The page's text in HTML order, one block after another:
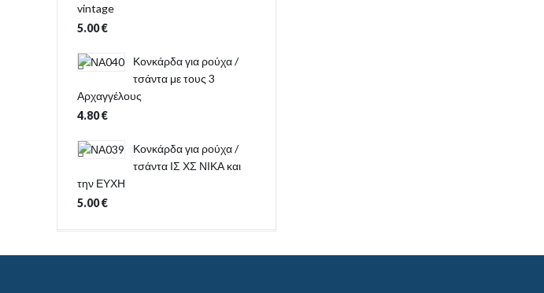
vintage
5.00€
Κονκάρδα για ρούχα /
τσάντα με τους 3
Αρχαγγέλους
4.80€
Κονκάρδα για ρούχα /
τσάντα ΙΣ ΧΣ ΝΙΚΑ και
την ΕΥΧΗ
5.00€